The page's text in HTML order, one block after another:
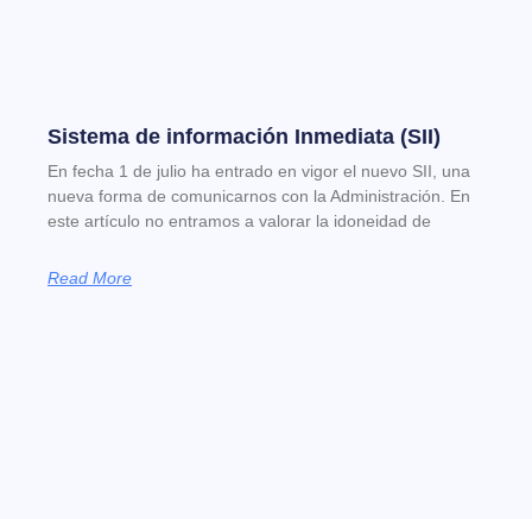
Sistema de información Inmediata (SII)
En fecha 1 de julio ha entrado en vigor el nuevo SII, una
nueva forma de comunicarnos con la Administración. En
este artículo no entramos a valorar la idoneidad de
Read More